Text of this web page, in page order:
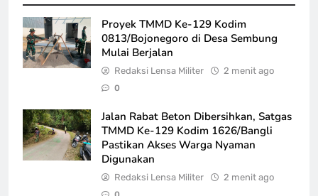
Proyek TMMD Ke-129 Kodim
0813/Bojonegoro di Desa Sembung
Mulai Berjalan
Redaksi Lensa Militer 2 menit ago
0
Jalan Rabat Beton Dibersihkan, Satgas
TMMD Ke-129 Kodim 1626/Bangli
Pastikan Akses Warga Nyaman
Digunakan
Redaksi Lensa Militer 2 menit ago